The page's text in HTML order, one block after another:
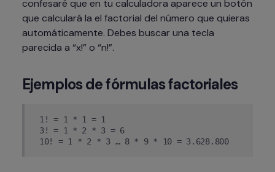
confesaré que en tu calculadora aparece un botón
que calculará la el factorial del número que quieras
automáticamente. Debes buscar una tecla
parecida a “x!” o “n!”.
Ejemplos de fórmulas factoriales
1! = 1 * 1 = 1
3! = 1 * 2 * 3 = 6
10! = 1 * 2 * 3 … 8 * 9 * 10 = 3.628.800